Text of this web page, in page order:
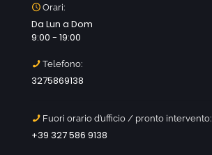
Orari:
Da Lun a Dom
9:00 - 19:00
Telefono:
3275869138
Fuori orario d’ufficio / pronto intervento:
+39 327 586 9138